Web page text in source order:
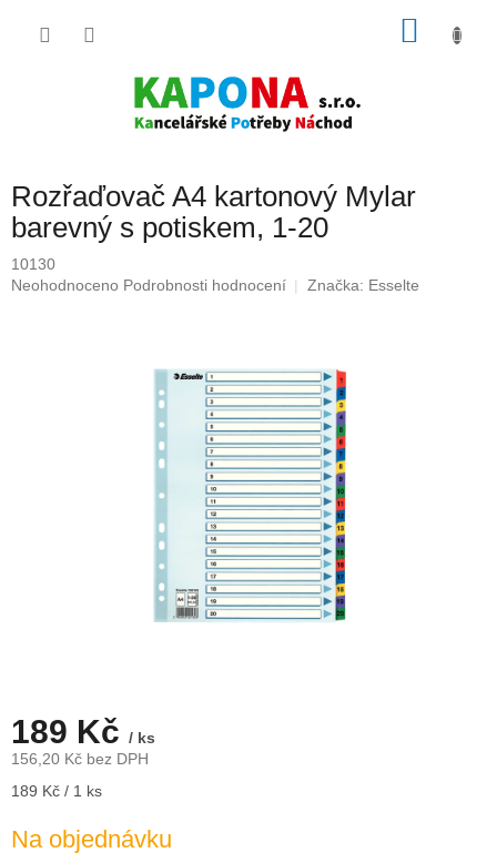
Rozřaďovač A4 kartonový Mylar
barevný s potiskem, 1-20
10130
Průměrné
Neohodnoceno Podrobnosti hodnocení Značka: Esselte
189 Kč / ks
156,20 Kč bez DPH
Měrná
189 Kč / 1 ks
Na objednávku